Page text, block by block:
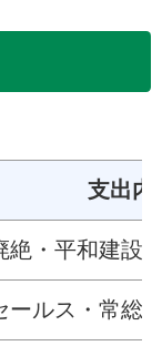
支出内
絶・平和建設
ールス・常総